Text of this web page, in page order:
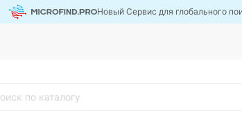
Новый Сервис для глобального